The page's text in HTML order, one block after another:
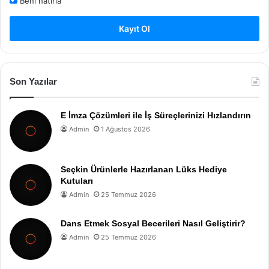
Kayıt Ol
Son Yazılar
E İmza Çözümleri ile İş Süreçlerinizi Hızlandırın
Admin 1 Ağustos 2026
Seçkin Ürünlerle Hazırlanan Lüks Hediye
Kutuları
Admin 25 Temmuz 2026
Dans Etmek Sosyal Becerileri Nasıl Geliştirir?
Admin 25 Temmuz 2026